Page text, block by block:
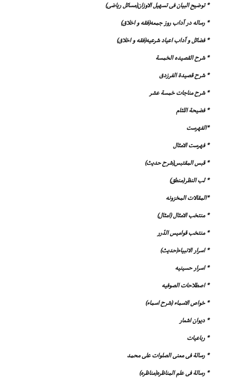
* توضیح البیان فى تسهیل الاوزان(مسائل ریاضى)
* رساله در آداب روز جمعه(فقه و اخلاق)
* فضائل و آداب اعیاد شرعیه(فقه و اخلاق)
* شرح القصیده الخمسة
* شرح قصیدة الفرزدق
* شرح مناجات خمسة عشر
* فضیحة اللئام
*الفهرست
* فهرست الامثال
* قبس المقتبس(شرح حدیث)
* لب النظر(منطق)
*المقالات المخزونه
* منتخب الامثال (امثال)
* منتخب قوامیس الدّرر
* اسرار الانبیاء(حدیث)
* اسرار حسینیه
* اصطلاحات الصوفیه
* خواص الاسماء (شرح اسماء)
* دیوان اشعار
* رباعیات
* رسالة فى معنى الصلوات على محمد
* رسالة فى علم المناظره(مناظره)